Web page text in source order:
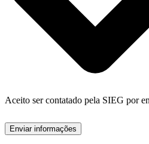
Aceito ser contatado pela SIEG por
Enviar informações